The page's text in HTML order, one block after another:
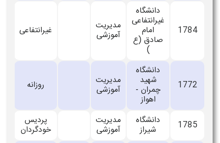
1784
دانشگاه
غیرانتفاعی
امام
صادق (ع
)
مدیریت
آموزشی غیرانتفاعی
1772
دانشگاه
شهید
چمران -
اهواز
مدیریت
آموزشی روزانه
1785 دانشگاه
شیراز
مدیریت
آموزشی
پردیس
خودگردان